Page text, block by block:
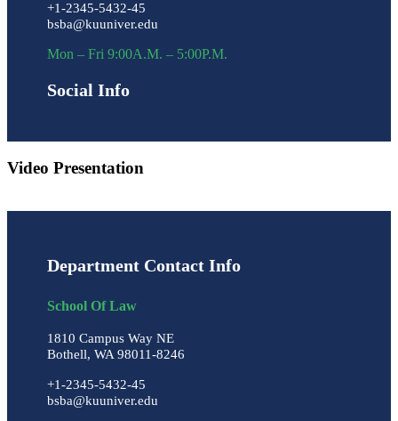
+1-2345-5432-45
bsba@kuuniver.edu
Mon – Fri 9:00A.M. – 5:00P.M.
Social Info
Video Presentation
Department Contact Info
School Of Law
1810 Campus Way NE
Bothell, WA 98011-8246
+1-2345-5432-45
bsba@kuuniver.edu